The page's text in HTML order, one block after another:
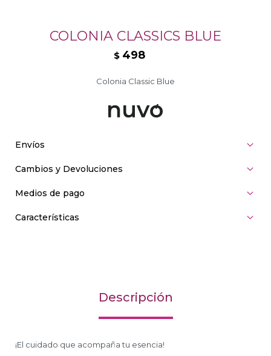
COLONIA CLASSICS BLUE
$ 498
Colonia Classic Blue
Envíos
Cambios y Devoluciones
Medios de pago
Características
Descripción
¡El cuidado que acompaña tu esencia!